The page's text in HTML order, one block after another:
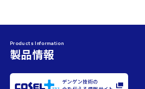
Products Information
製品情報
デンゲン技術の